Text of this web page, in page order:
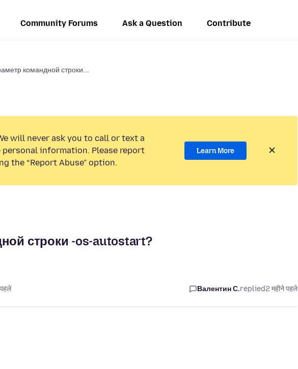
Community Forums Ask a Question Contribute
командной строки...
will never ask you to call or text a
personal information. Please report
the “Report Abuse” option.
Learn More
строки -os-autostart?
Валентин С.replied2 महीने पहले